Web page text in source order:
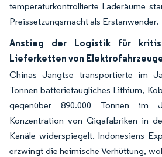
temperaturkontrollierte Laderäume
Preissetzungsmacht als Erstanwender.
Anstieg der Logistik für
Lieferketten von
Chinas Jangtse transportierte im
Tonnen batterietaugliches Lithium,
gegenüber 890.000 Tonnen im
Konzentration von Gigafabriken in
Kanäle widerspiegelt. Indonesiens
erzwingt die heimische Verhüttung,